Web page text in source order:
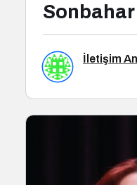
İletişim